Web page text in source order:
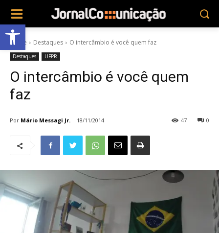
Abrir a barra de ferramentas
Home Destaques O intercâmbio é você quem faz
Destaques UFPR
O intercâmbio é você quem
faz
Por Mário Messagi Jr. 18/11/2014 0
47